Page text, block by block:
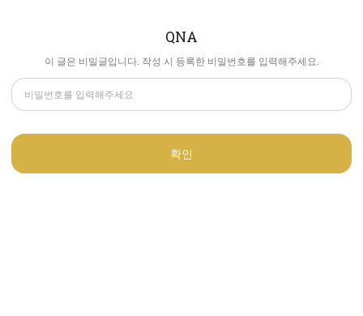
QNA
이 글은 비밀글입니다. 작성 시 등록한 비밀번호를 입력해주세요.
확인